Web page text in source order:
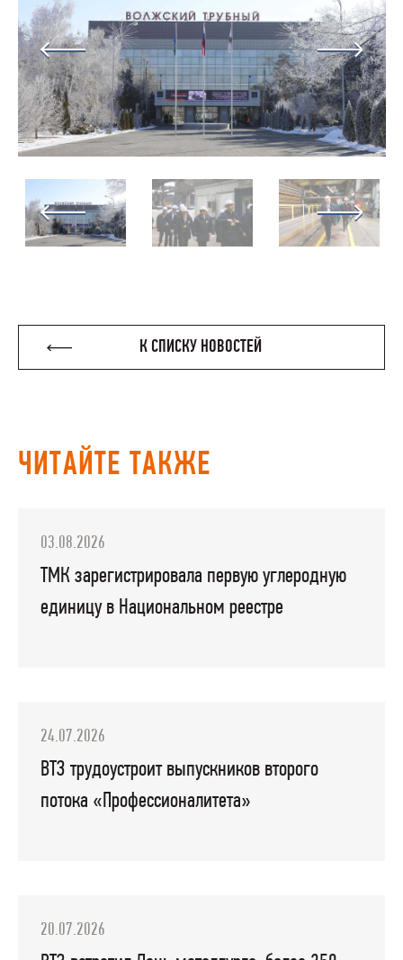
К СПИСКУ НОВОСТЕЙ
ЧИТАЙТЕ ТАКЖЕ
03.08.2026
ТМК зарегистрировала первую углеродную
единицу в Национальном реестре
24.07.2026
ВТЗ трудоустроит выпускников второго
потока «Профессионалитета»
20.07.2026